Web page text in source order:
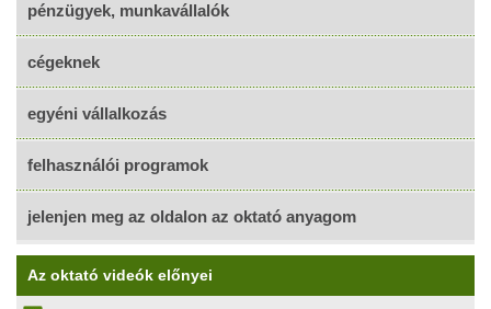
pénzügyek, munkavállalók
cégeknek
egyéni vállalkozás
felhasználói programok
jelenjen meg az oldalon az oktató anyagom
Az oktató videók előnyei